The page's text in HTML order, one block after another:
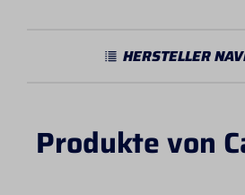
HERSTELLER
Produkte von